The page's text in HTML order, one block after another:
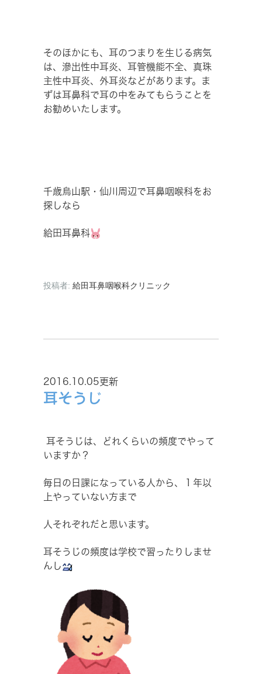
そのほかにも、耳のつまりを生じる病気
は、滲出性中耳炎、耳管機能不全、真珠
主性中耳炎、外耳炎などがあります。ま
ずは耳鼻科で耳の中をみてもらうことを
お勧めいたします。
千歳烏山駅・仙川周辺で耳鼻咽喉科をお
探しなら
給田耳鼻科
投稿者: 給田耳鼻咽喉科クリニック
2016.10.05更新
耳そうじ
耳そうじは、どれくらいの頻度でやって
いますか？
毎日の日課になっている人から、１年以
上やっていない方まで
人それぞれだと思います。
耳そうじの頻度は学校で習ったりしませ
んし